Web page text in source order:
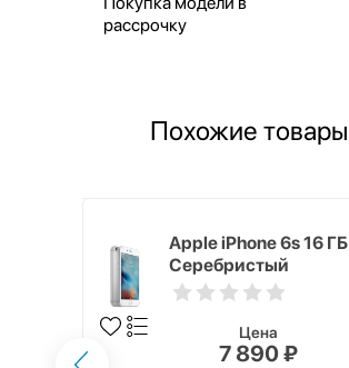
рассрочку
Похожие товары
Apple iPhone 6s 16 ГБ
Серебристый
Цена
7 890 ₽